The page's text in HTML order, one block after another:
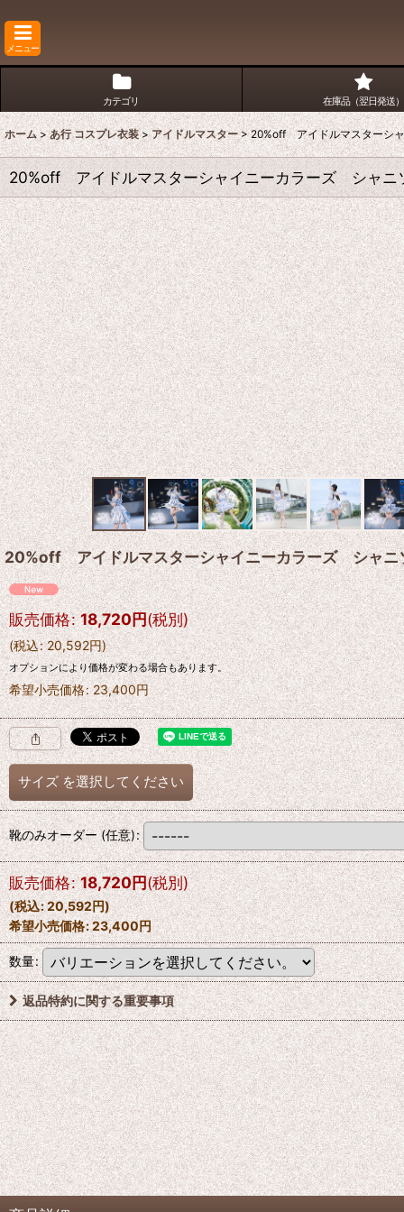
メニュー
カテゴリ 在庫品（翌日発送）
ホーム > あ行 コスプレ衣装 > アイドルマスター > 20%off アイドルマスターシ
20%off アイドルマスターシャイニーカラーズ シャ
20%off アイドルマスターシャイニーカラーズ シャ
販売価格: 18,720円(税別)
(税込: 20,592円)
オプションにより価格が変わる場合もあります。
希望小売価格: 23,400円
サイズ を選択してください
靴のみオーダー(任意):
販売価格: 18,720円(税別)
(税込:20,592円)
希望小売価格:23,400円
数量:
返品特約に関する重要事項